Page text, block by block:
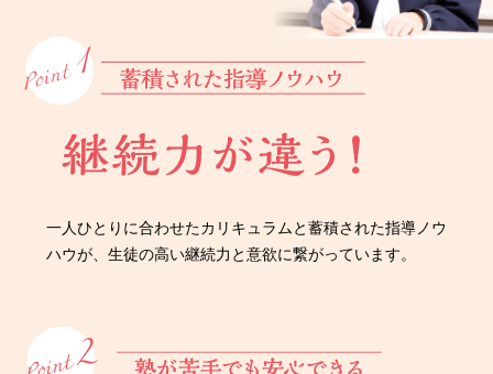
一人ひとりに合わせたカリキュラムと蓄積された指導ノウ
ハウが、生徒の高い継続力と意欲に繋がっています。